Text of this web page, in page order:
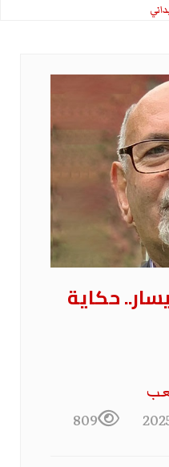
حكاية
809